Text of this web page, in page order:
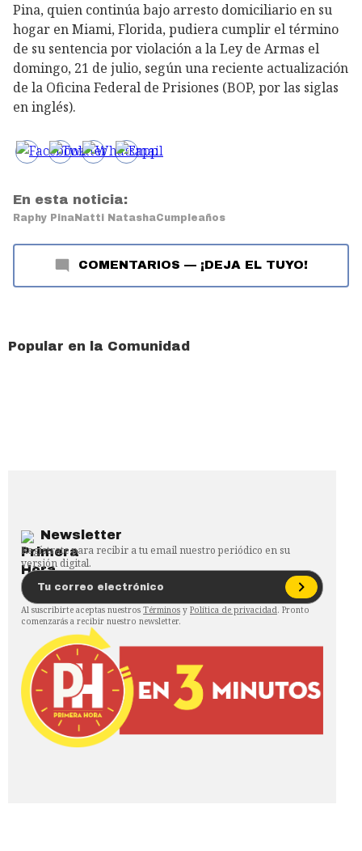
Pina, quien continúa bajo arresto domiciliario en su
hogar en Miami, Florida, pudiera cumplir el término
de su sentencia por violación a la Ley de Armas el
domingo, 21 de julio, según una reciente actualización
de la Oficina Federal de Prisiones (BOP, por las siglas
en inglés).
En esta noticia:
Raphy Pina Natti NatashaCumpleaños
COMENTARIOS — ¡DEJA EL TUYO!
Popular en la Comunidad
Newsletter
Regístrate para recibir a tu email nuestro periódico en su
versión digital.
Al suscribirte aceptas nuestros Términos y Política de privacidad. Pronto
comenzarás a recibir nuestro newsletter.